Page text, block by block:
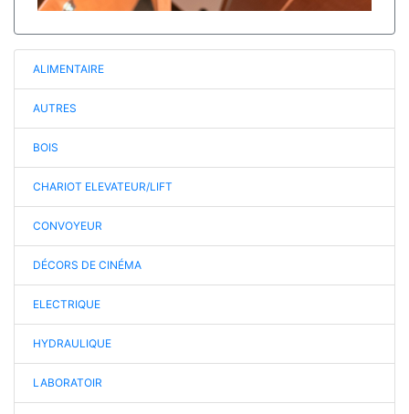
ALIMENTAIRE
AUTRES
BOIS
CHARIOT ELEVATEUR/LIFT
CONVOYEUR
DÉCORS DE CINÉMA
ELECTRIQUE
HYDRAULIQUE
LABORATOIR